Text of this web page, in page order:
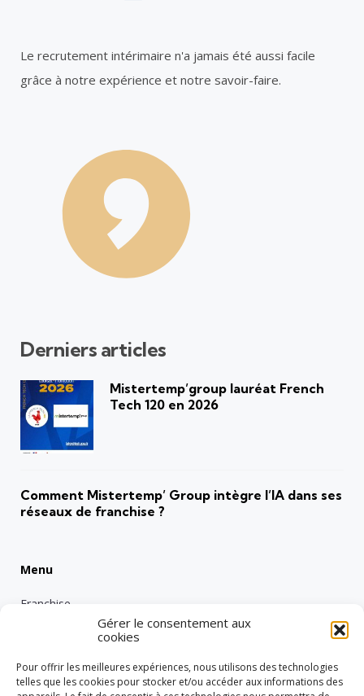
Gérer le consentement aux
cookies
Pour offrir les meilleures expériences, nous utilisons des technologies
telles que les cookies pour stocker et/ou accéder aux informations des
Le recrutement intérimaire n'a jamais été aussi facile
grâce à notre expérience et notre savoir-faire.
Derniers articles
Mistertemp’group lauréat French
Tech 120 en 2026
Comment Mistertemp’ Group intègre l’IA dans ses
réseaux de franchise ?
Menu
Franchise
Intérimaire